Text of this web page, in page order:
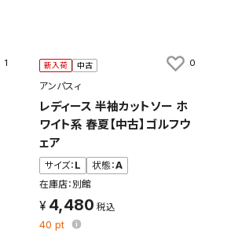
1 新入荷 中古
アンパスィ
レディース 半袖カットソー ホ
ワイト系 春夏【中古】ゴルフウ
ェア
サイズ： L 状態：A
在庫店：別館
4,480
40pt
0